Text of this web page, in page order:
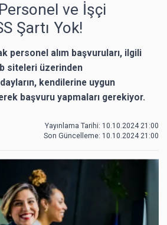
ve İşçi
Şartı Yok!
personel alım başvuruları, ilgili
siteleri üzerinden
kendilerine uygun
başvuru yapmaları gerekiyor.
Yayınlama Tarihi: 10.10.2024 21:00
Son Güncelleme: 10.10.2024 21:00